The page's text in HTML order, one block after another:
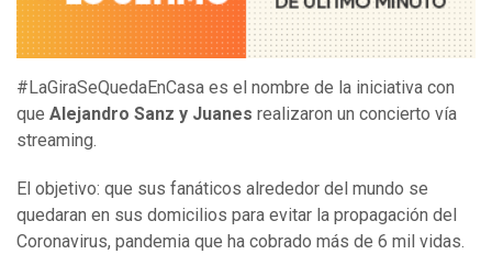
#LaGiraSeQuedaEnCasa es el nombre de la iniciativa con
que Alejandro Sanz y Juanes realizaron un concierto vía
streaming.
El objetivo: que sus fanáticos alrededor del mundo se
quedaran en sus domicilios para evitar la propagación del
Coronavirus, pandemia que ha cobrado más de 6 mil vidas.